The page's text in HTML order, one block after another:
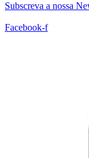
Subscreva a nossa
Facebook-f